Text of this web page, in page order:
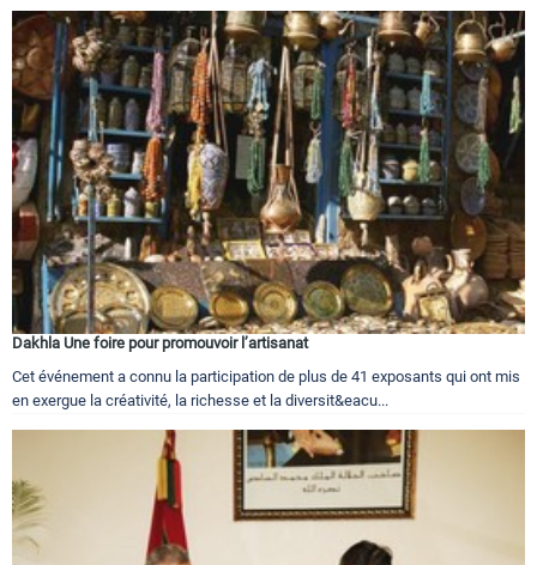
Dakhla Une foire pour promouvoir l’artisanat
Cet événement a connu la participation de plus de 41 exposants qui ont mis
en exergue la créativité, la richesse et la diversit&eacu...